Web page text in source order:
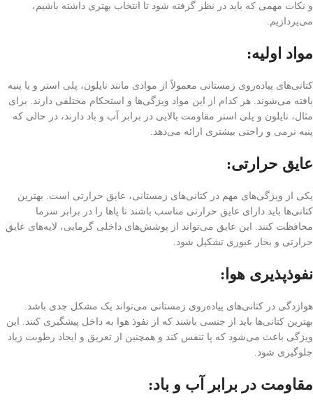
و نکات مهمی که باید در نظر گرفته شود تا انتخاب بهتری داشته باشیم،
می‌پردازیم.
مواد اولیه:
کتانی‌های پیاده‌روی زمستانی معمولاً از موادی مانند نایلون، پلی استر و یا پنبه
بافته می‌شوند. هر کدام از این مواد ویژگی‌ها و استحکام مختلفی دارند. برای
مثال، نایلون و پلی استر مقاومت بالایی در برابر آب و باد دارند، در حالی که
پنبه نرمی و راحتی بیشتری ارائه می‌دهد.
عایق حرارتی:
یکی از ویژگی‌های مهم در کتانی‌های زمستانی، عایق حرارتی است. بهترین
کتانی‌ها باید دارای عایق حرارتی مناسب باشند تا پاها را در برابر سرما
محافظت کنند. این عایق می‌تواند از پوشش‌های داخلی گرمایی، لایه‌های عایق
حرارتی و بخار عبوری تشکیل شود.
نفوذپذیری هوا:
هوازدگی در کتانی‌های پیاده‌روی زمستانی می‌تواند یک مشکل جدی باشد.
بهترین کتانی‌ها باید از جنسی باشند که از نفوذ هوا به داخل پیشگیری کنند. این
ویژگی باعث می‌شود که پا تنفس کند و همچنین از تعریق و ایجاد رطوبت زیاد
جلوگیری شود.
مقاومت در برابر آب و باد: